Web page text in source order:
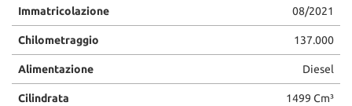
Immatricolazione 08/2021
Chilometraggio 137.000
Alimentazione Diesel
Cilindrata 1499 Cm³
funzionamento
questi
di
tracciamento
si